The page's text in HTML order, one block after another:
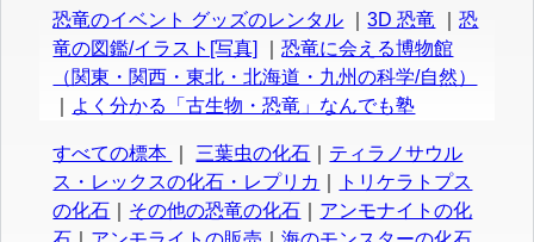
恐竜のイベント グッズのレンタル ｜3D 恐竜 ｜恐
竜の図鑑/イラスト[写真]
｜恐竜に会える博物館
（関東・関西・東北・北海道・九州の科学/自然）
よく分かる「古生物・恐竜」なんでも塾
すべての標本 三葉虫の化石
ティラノサウル
ス・レックスの化石・レプリカ
トリケラトプス
の化石
その他の恐竜の化石
アンモナイトの化